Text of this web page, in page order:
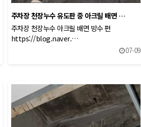
주차장 천장누수 유도판 중 아크릴 배면 …
주차장 천장누수 아크릴 배면 방수 편
https://blog.naver.…
07-09